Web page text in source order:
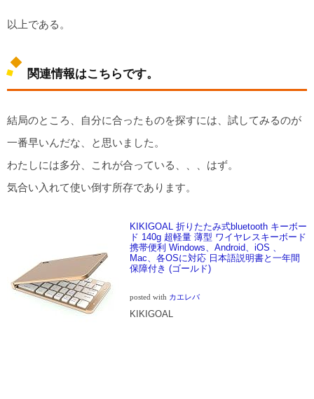
以上である。
関連情報はこちらです。
結局のところ、自分に合ったものを探すには、試してみるのが
一番早いんだな、と思いました。
わたしには多分、これが合っている、、、はず。
気合い入れて使い倒す所存であります。
KIKIGOAL 折りたたみ式bluetooth キーボー
ド 140g 超軽量 薄型 ワイヤレスキーボード
携帯便利 Windows、Android、iOS 、
Mac、各OSに対応 日本語説明書と一年間
保障付き (ゴールド)
posted with カエレバ
KIKIGOAL